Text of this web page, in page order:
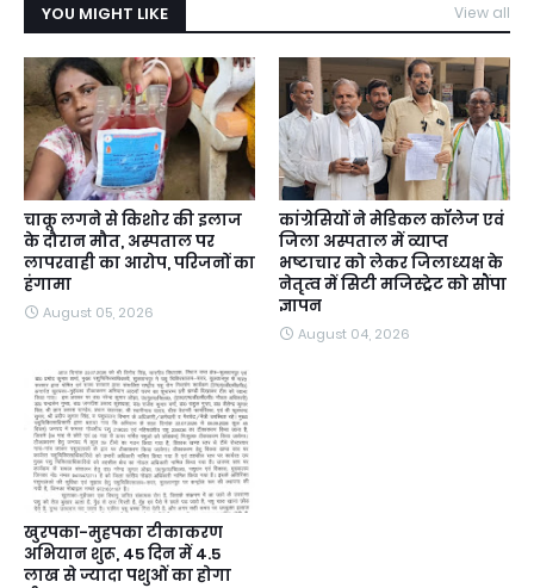
YOU MIGHT LIKE View all
चाकू लगने से किशोर की इलाज
के दौरान मौत, अस्पताल पर
लापरवाही का आरोप, परिजनों का
हंगामा
August 05, 2026
कांग्रेसियों ने मेडिकल कॉलेज एवं
जिला अस्पताल में व्याप्त
भष्टाचार को लेकर जिलाध्यक्ष के
नेतृत्व में सिटी मजिस्ट्रेट को सौंपा
ज्ञापन
August 04, 2026
खुरपका-मुहपका टीकाकरण
अभियान शुरू, 45 दिन में 4.5
लाख से ज्यादा पशुओं का होगा